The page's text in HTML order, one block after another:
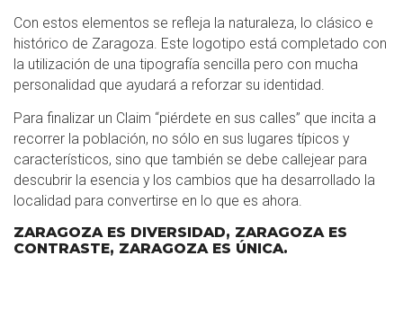
Con estos elementos se refleja la naturaleza, lo clásico e
histórico de Zaragoza. Este logotipo está completado con
la utilización de una tipografía sencilla pero con mucha
personalidad que ayudará a reforzar su identidad.
Para finalizar un Claim “piérdete en sus calles” que incita a
recorrer la población, no sólo en sus lugares típicos y
característicos, sino que también se debe callejear para
descubrir la esencia y los cambios que ha desarrollado la
localidad para convertirse en lo que es ahora.
ZARAGOZA ES DIVERSIDAD, ZARAGOZA ES
CONTRASTE, ZARAGOZA ES ÚNICA.